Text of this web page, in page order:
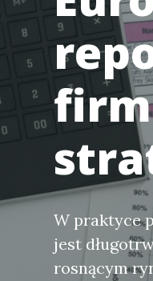
W praktyce
jest
rosnącym